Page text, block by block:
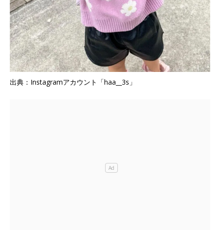
出典：Instagramアカウント「haa__3s」